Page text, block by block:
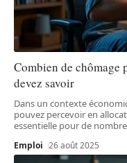
Combien de chômage
devez savoir
Dans un contexte
pouvez percevoir en
essentielle pour de
Emploi 26 août 2025